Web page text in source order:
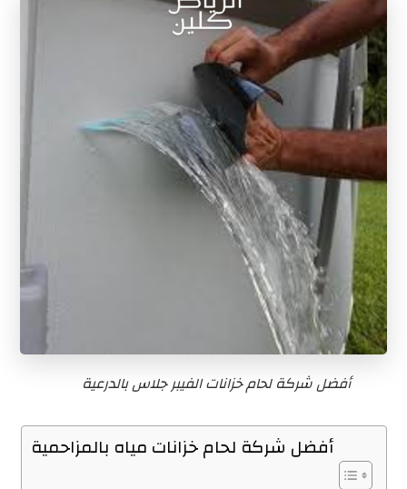
أفضل شركة لحام خزانات الفيبر جلاس بالدرعية
أفضل شركة لحام خزانات مياه بالمزاحمية